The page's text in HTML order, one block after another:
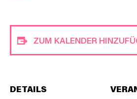
ZUM KALENDER
DETAILS